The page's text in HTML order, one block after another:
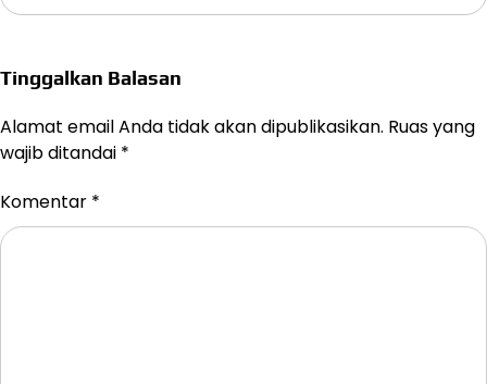
Tinggalkan Balasan
Alamat email Anda tidak akan dipublikasikan. Ruas yang
wajib ditandai *
Komentar *